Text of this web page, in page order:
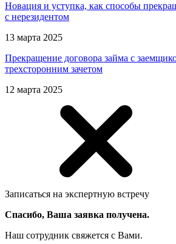
Новация и уступка, как способы
с нерезидентом
13 марта 2025
Прекращение договора займа с
трехсторонним зачетом
12 марта 2025
Записаться на экспертную встречу
Спасибо, Ваша заявка получена.
Наш сотрудник свяжется с Вами.